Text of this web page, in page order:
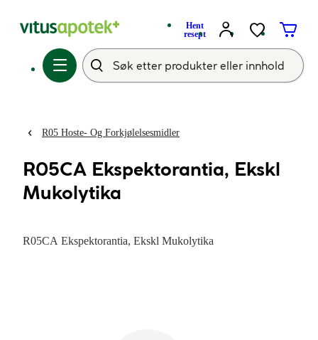
Hent
resept
R05 Hoste- Og Forkjølelsesmidler
R05CA Ekspektorantia, Ekskl
Mukolytika
R05CA Ekspektorantia, Ekskl Mukolytika